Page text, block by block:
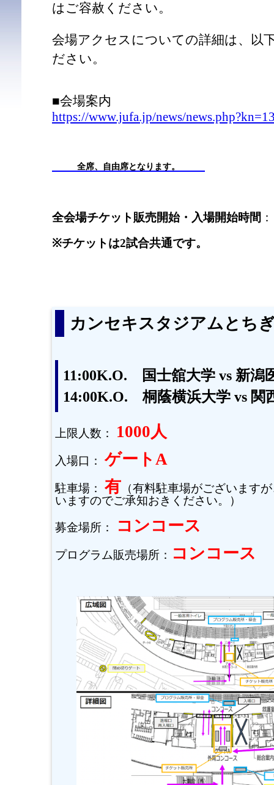
はご容赦ください。
会場アクセスについての詳細は、以
ださい。
■会場案内
https://www.jufa.jp/news/
全席、自由席となります。
全会場チケット販売開始・入場開始時間 ：
※チケットは2試合共通です。
カンセキスタジアムとち
11:00K.O. 国士舘大学 vs 新潟
14:00K.O. 桐蔭横浜大学 vs 関
上限人数： 1000人
入場口：ゲートA
駐車場： 有 （有料駐車場がございます
いますのでご承知おきください。）
募金場所： コンコース
プログラム販売場所： コンコース